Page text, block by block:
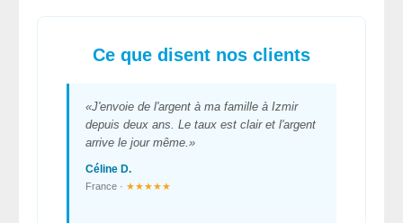
Ce que disent nos clients
«J'envoie de l'argent à ma famille à Izmir
depuis deux ans. Le taux est clair et l'argent
arrive le jour même.»
Céline D.
France · ★★★★★